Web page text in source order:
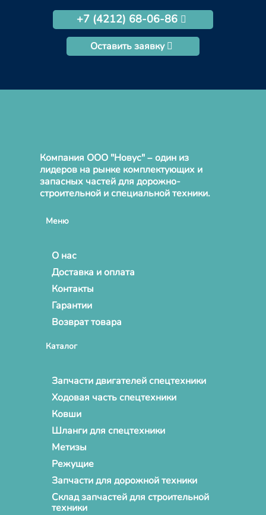
+7 (4212) 68-06-86
Оставить заявку
Компания ООО "Новус" – один из
лидеров на рынке комплектующих и
запасных частей для дорожно-
строительной и специальной техники.
Меню
О нас
Доставка и оплата
Контакты
Гарантии
Возврат товара
Каталог
Запчасти двигателей спецтехники
Ходовая часть спецтехники
Ковши
Шланги для спецтехники
Метизы
Режущие
Запчасти для дорожной техники
Склад запчастей для строительной
техники